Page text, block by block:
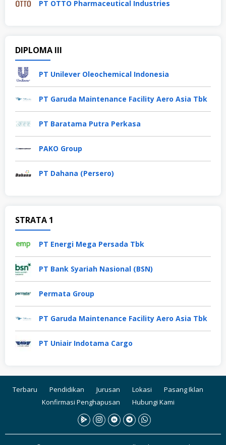
PT OTTO Pharmaceutical Industries
DIPLOMA III
PT Unilever Oleochemical Indonesia
PT Garuda Maintenance Facility Aero Asia Tbk
PT Baratama Putra Perkasa
PAKO Group
PT Dahana (Persero)
STRATA 1
PT Energi Mega Persada Tbk
PT Bank Syariah Nasional (BSN)
Permata Group
PT Garuda Maintenance Facility Aero Asia Tbk
PT Uniair Indotama Cargo
Terbaru Pendidikan Jurusan Lokasi
Pasang Iklan
Konfirmasi Penghapusan
Hubungi Kami